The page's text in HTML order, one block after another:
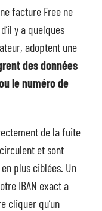
facture Free ne
y a quelques
adoptent une
des données
le numéro de
de la fuite
et sont
plus ciblées. Un
IBAN exact a
cliquer qu’un